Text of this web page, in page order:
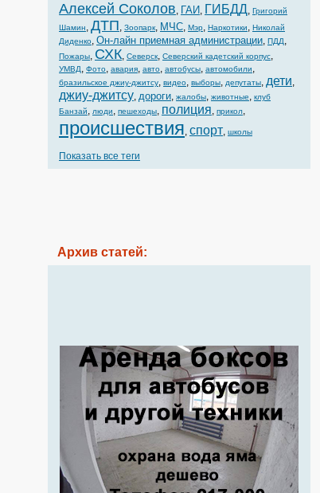
Алексей Соколов, ГАИ, ГИБДД, Григорий
Шамин, ДТП, Зоопарк, МЧС, Мэр, Наркотики, Николай
Диденко, Он-лайн приемная администрации, ПДД,
Пожары, СХК, Северск, Северский кадетский корпус,
УМВД, Фото, авария, авто, автобусы, автомобили,
бразильское джиу-джитсу, видео, выборы, депутаты, дети,
джиу-джитсу, дороги, жалобы, животные, клуб
Банзай, люди, пешеходы, полиция, прикол,
происшествия, спорт, школы
Показать все теги
Архив статей: